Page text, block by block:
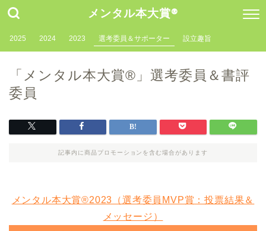
メンタル本大賞®
2025 2024 2023 選考委員＆サポーター 設立趣旨
「メンタル本大賞®」選考委員＆書評
委員
記事内に商品プロモーションを含む場合があります
メンタル本大賞®2023（選考委員MVP賞：投票結果＆
メッセージ）